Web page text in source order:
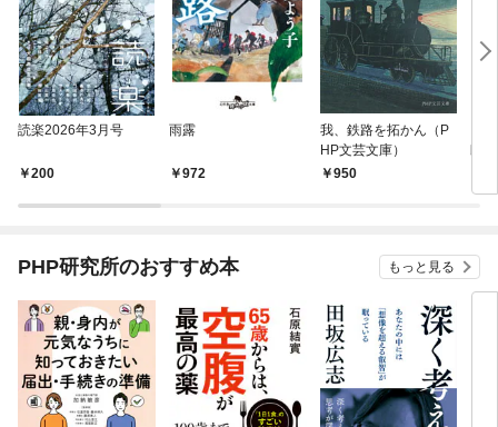
読楽2026年3月号
200
雨露
972
我、鉄路を拓かん（P
HP文芸文庫）
950
郎
PHP研究所のおすすめ本 もっと見る